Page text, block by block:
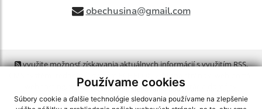
Používame cookies
Súbory cookie a ďalšie technológie sledovania používame na zlepšenie
obechusina@gmail.com
využite možnosť získavania aktuálnych informácií s využitím RSS,
CMS systém (redakčný) systém ECHELON 2, Mapa stránok
webex.digital, s.r.o.,domény,registrácia domény
spoločnosť webex.digital, s.r.o.,technický prevádzkovateľ